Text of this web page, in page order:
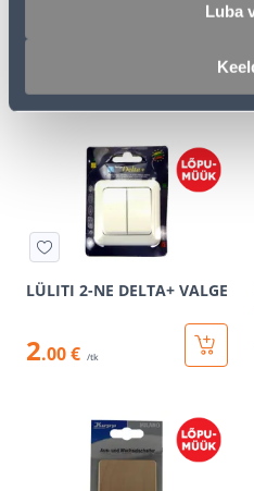
Luba
LÜLITI SÜV 2-NE DELTA +
VALGE
LÜLITI 2-NE DELTA+ VALGE
2.00 € /tk